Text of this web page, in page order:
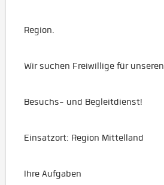
Region.
Wir suchen Freiwillige für unseren
Besuchs- und Begleitdienst!
Einsatzort: Region Mittelland
Ihre Aufgaben